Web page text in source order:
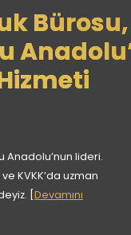
Anadolu’nun lideri.
KVKK’da uzman
[ Devamını